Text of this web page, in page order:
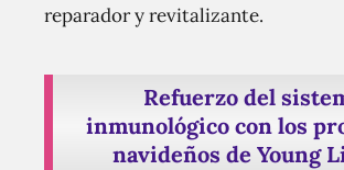
reparador y revitalizante.
Refuerzo del
inmunológico con los
navideños de Young